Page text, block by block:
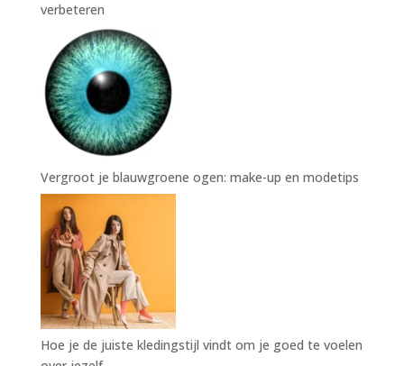
verbeteren
Vergroot je blauwgroene ogen: make-up en modetips
Hoe je de juiste kledingstijl vindt om je goed te voelen